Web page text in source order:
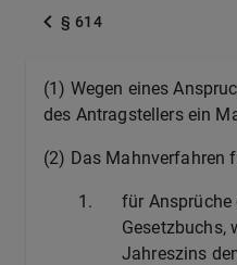
§ 614
(1) Wegen eines
des Antragstellers ein
(2) Das Mahnverfahren
1. für Ansprüche
Gesetzbuchs,
Jahreszins